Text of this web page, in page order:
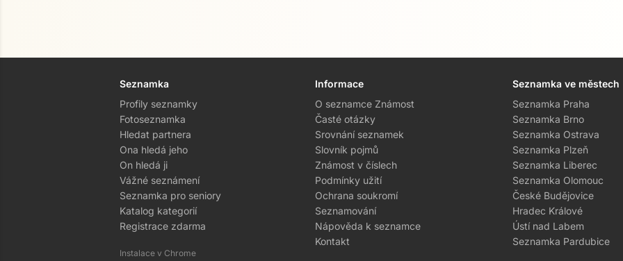
Seznamka
Profily seznamky
Fotoseznamka
Hledat partnera
Ona hledá jeho
On hledá ji
Vážné seznámení
Seznamka pro seniory
Katalog kategorií
Registrace zdarma
Instalace v Chrome
Informace
O seznamce Známost
Časté otázky
Srovnání seznamek
Slovník pojmů
Známost v číslech
Podmínky užití
Ochrana soukromí
Seznamování
Nápověda k seznamce
Kontakt
Seznamka ve městech
Seznamka Praha
Seznamka Brno
Seznamka Ostrava
Seznamka Plzeň
Seznamka Liberec
Seznamka Olomouc
České Budějovice
Hradec Králové
Ústí nad Labem
Seznamka Pardubice